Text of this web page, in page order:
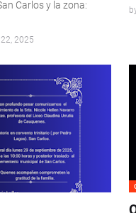
Carlos y la zona:
2025